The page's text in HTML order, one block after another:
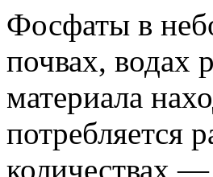
Фосфаты в
почвах, водах
материала
потребляется
количествах